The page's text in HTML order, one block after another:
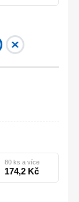
80 ks a více
174,2 Kč